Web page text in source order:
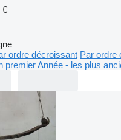
€
ordre décroissant Par ordre
premierAnnée - les plus